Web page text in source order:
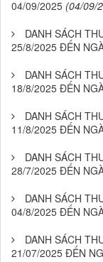
04/09/2025 (04/09/
DANH SÁCH
25/8/2025 ĐẾN
DANH SÁCH
18/8/2025 ĐẾN
DANH SÁCH
11/8/2025 ĐẾN
DANH SÁCH
28/7/2025 ĐẾN
DANH SÁCH
04/8/2025 ĐẾN
DANH SÁCH
21/07/2025 ĐẾN